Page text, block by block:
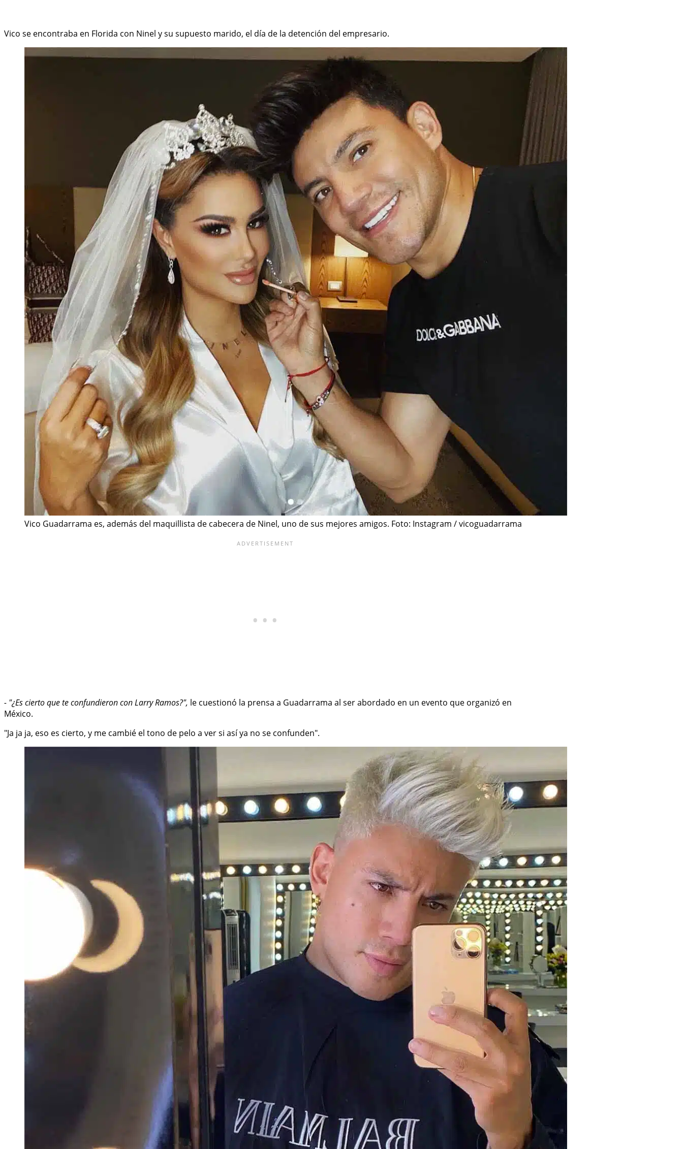
Vico se encontraba en Florida con Ninel y su supuesto marido, el día de la detención del empresario.
Vico Guadarrama es, además del maquillista de cabecera de Ninel, uno de sus mejores amigos. Foto: Instagram / vicoguadarrama
- "¿Es cierto que te confundieron con Larry Ramos?", le cuestionó la prensa a Guadarrama al ser abordado en un evento que organizó en
México.
"Ja ja ja, eso es cierto, y me cambié el tono de pelo a ver si así ya no se confunden".